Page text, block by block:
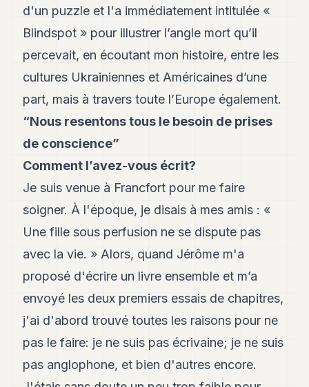
VIVRE
ARTS
ASSURANCE
IMMOBILIER
PRIVATE
EQUITY
SPORT
JURIDIQUE
ASSOCIATIONS
CONTACT
d'un puzzle et l'a immédiatement intitulée «
Blindspot » pour illustrer l’angle mort qu’il
percevait, en écoutant mon histoire, entre les
cultures Ukrainiennes et Américaines d’une
part, mais à travers toute l’Europe également.
“Nous resentons tous le besoin de prises
de conscience”
Comment l’avez-vous écrit?
Je suis venue à Francfort pour me faire
soigner. À l'époque, je disais à mes amis : «
Une fille sous perfusion ne se dispute pas
avec la vie. » Alors, quand Jérôme m'a
proposé d'écrire un livre ensemble et m’a
envoyé les deux premiers essais de chapitres,
j'ai d'abord trouvé toutes les raisons pour ne
pas le faire: je ne suis pas écrivaine; je ne suis
pas anglophone, et bien d'autres encore.